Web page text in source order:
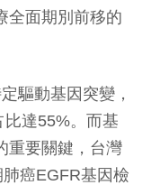
全面期別前移的
驅動基因突變，
達55%。而基
重要關鍵，台灣
癌EGFR基因檢